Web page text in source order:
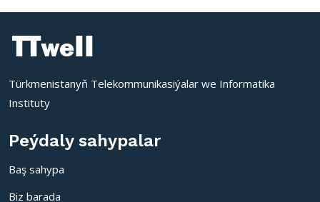
Türkmenistanyň Telekommunikasiýalar we Informatika
Instituty
Peýdaly sahypalar
Baş sahypa
Biz barada